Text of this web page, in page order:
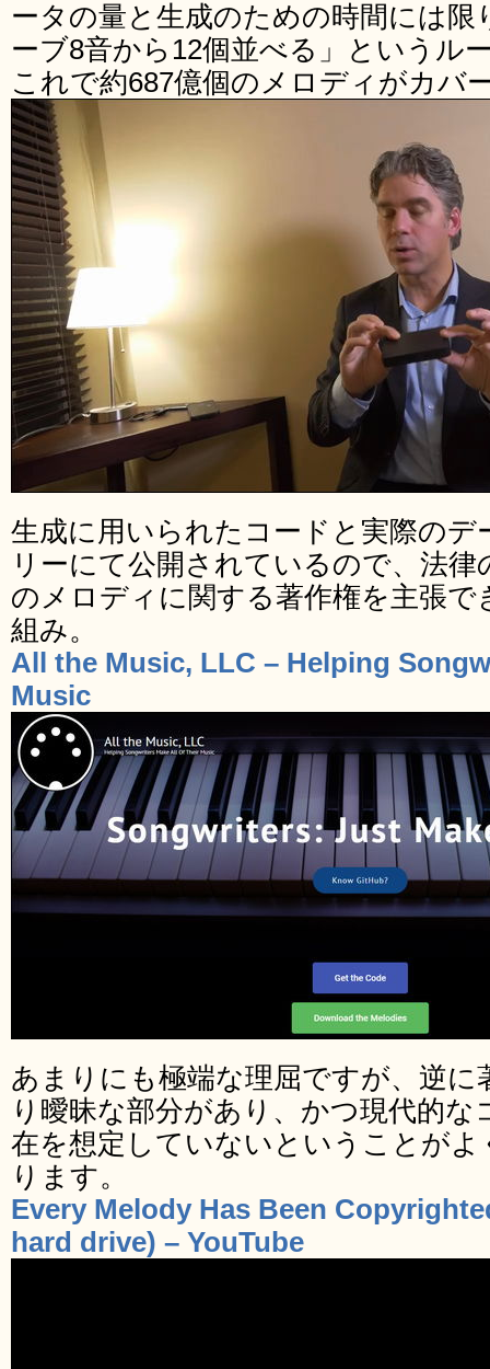
ータの量と生成のための時間には
ーブ8音から12個並べる」というル
これで約687億個のメロディがカバ
生成に用いられたコードと実際のデ
リーにて公開されているので、法
のメロディに関する著作権を主張
組み。
All the Music, LLC – Helping
Music
あまりにも極端な理屈ですが、逆
り曖昧な部分があり、かつ現代的
在を想定していないということが
ります。
Every Melody Has Been
hard drive) – YouTube